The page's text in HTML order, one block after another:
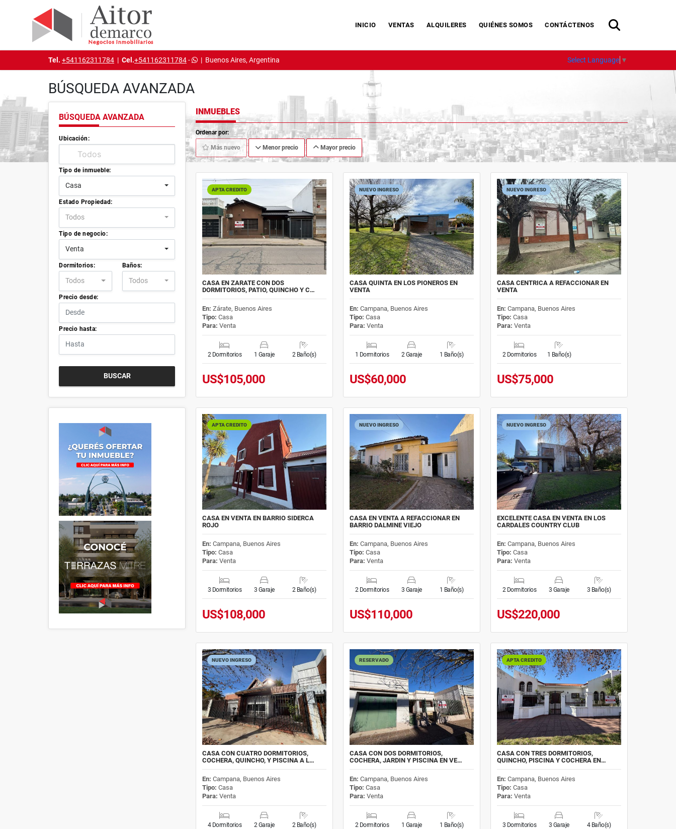
INICIO VENTAS ALQUILERES QUIÉNES SOMOS CONTÁCTENOS
Tel. +541162311784 | Cel.+541162311784- | Buenos Aires, Argentina Select Language ▼
BÚSQUEDA AVANZADA
BÚSQUEDA AVANZADA
Ubicación:
Tipo de inmueble:
Casa
Estado Propiedad:
Todos
Tipo de negocio:
Venta
Dormitorios:
Todos
Baños:
Todos
Precio desde:
Precio hasta:
BUSCAR
INMUEBLES
Ordenar por:
Más nuevo Menor precio Mayor precio
APTA CREDITO
CASA EN ZARATE CON DOS
DORMITORIOS, PATIO, QUINCHO Y C…
En: Zárate, Buenos Aires
Tipo: Casa
Para: Venta
2 Dormitorios 1 Garaje 2 Baño(s)
US$105,000
NUEVO INGRESO
CASA QUINTA EN LOS PIONEROS EN
VENTA
En: Campana, Buenos Aires
Tipo: Casa
Para: Venta
1 Dormitorios 2 Garaje 1 Baño(s)
US$60,000
NUEVO INGRESO
CASA CENTRICA A REFACCIONAR EN
VENTA
En: Campana, Buenos Aires
Tipo: Casa
Para: Venta
2 Dormitorios 1 Baño(s)
US$75,000
APTA CREDITO
CASA EN VENTA EN BARRIO SIDERCA
ROJO
En: Campana, Buenos Aires
Tipo: Casa
Para: Venta
3 Dormitorios 3 Garaje 2 Baño(s)
US$108,000
NUEVO INGRESO
CASA EN VENTA A REFACCIONAR EN
BARRIO DALMINE VIEJO
En: Campana, Buenos Aires
Tipo: Casa
Para: Venta
2 Dormitorios 3 Garaje 1 Baño(s)
US$110,000
NUEVO INGRESO
EXCELENTE CASA EN VENTA EN LOS
CARDALES COUNTRY CLUB
En: Campana, Buenos Aires
Tipo: Casa
Para: Venta
2 Dormitorios 3 Garaje 3 Baño(s)
US$220,000
NUEVO INGRESO
CASA CON CUATRO DORMITORIOS,
COCHERA, QUINCHO, Y PISCINA A L…
En: Campana, Buenos Aires
Tipo: Casa
Para: Venta
4 Dormitorios 2 Garaje 2 Baño(s)
RESERVADO
CASA CON DOS DORMITORIOS,
COCHERA, JARDIN Y PISCINA EN VE…
En: Campana, Buenos Aires
Tipo: Casa
Para: Venta
2 Dormitorios 1 Garaje 1 Baño(s)
APTA CREDITO
CASA CON TRES DORMITORIOS,
QUINCHO, PISCINA Y COCHERA EN…
En: Campana, Buenos Aires
Tipo: Casa
Para: Venta
3 Dormitorios 3 Garaje 4 Baño(s)